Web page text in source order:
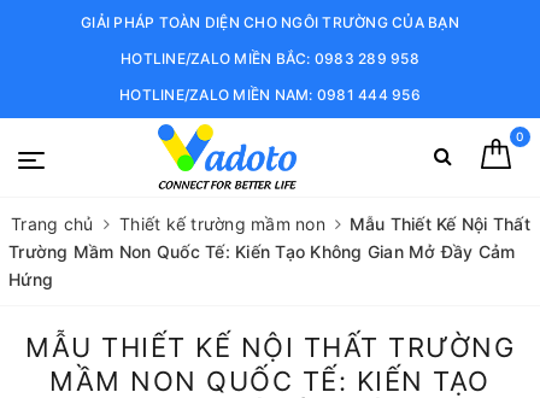
GIẢI PHÁP TOÀN DIỆN CHO NGÔI TRƯỜNG CỦA BẠN
HOTLINE/ZALO MIỀN BẮC: 0983 289 958
HOTLINE/ZALO MIỀN NAM: 0981 444 956
0
Trang chủ Thiết kế trường mầm non
Mẫu Thiết Kế Nội Thất
Trường Mầm Non Quốc Tế: Kiến Tạo Không Gian Mở Đầy Cảm
Hứng
MẪU THIẾT KẾ NỘI THẤT TRƯỜNG
MẦM NON QUỐC TẾ: KIẾN TẠO